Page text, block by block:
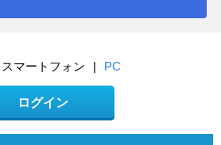
スマートフォン | PC
ログイン